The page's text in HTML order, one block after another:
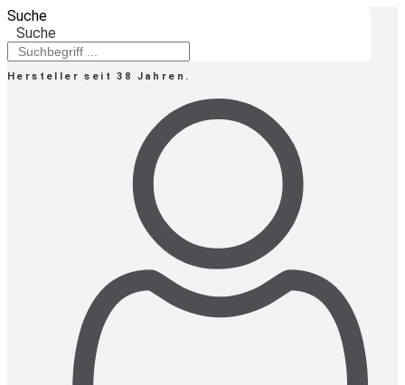
Zum
Inhalt
springen
Suche
Suche
Hersteller seit 38 Jahren.